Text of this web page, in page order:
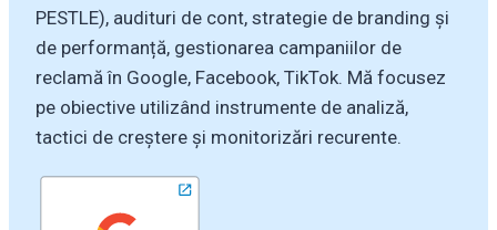
PESTLE), audituri de cont, strategie de branding și
de performanță, gestionarea campaniilor de
reclamă în Google, Facebook, TikTok. Mă focusez
pe obiective utilizând instrumente de analiză,
tactici de creștere și monitorizări recurente.